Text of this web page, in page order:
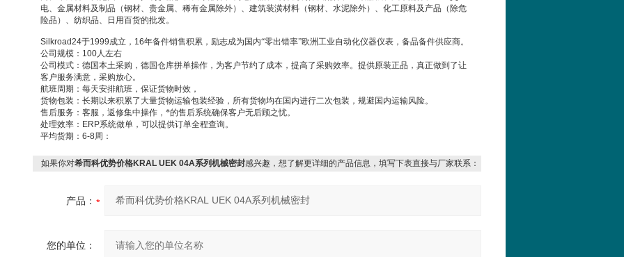
电、金属材料及制品（钢材、贵金属、稀有金属除外）、建筑装潢材料（钢材、水泥除外）、化工原料及产品（除危
险品）、纺织品、日用百货的批发。
Silkroad24于1999成立， 16年备件销售积累，励志成为国内“零出错率”欧洲工业自动化仪器仪表，备品备件供应商。
公司规模： 100人左右
公司模式：德国本土采购，德国仓库拼单操作，为客户节约了成本，提高了采购效率。提供原装正品，真正做到了让
客户服务满意，采购放心。
航班周期：每天安排航班，保证货物时效，
货物包装：长期以来积累了大量货物运输包装经验，所有货物均在国内进行二次包装，规避国内运输风险。
售后服务：客服，返修集中操作，*的售后系统确保客户无后顾之忧。
处理效率： ERP系统做单，可以提供订单全程查询。
平均货期： 6-8周：
如果你对希而科优势价格KRAL UEK 04A系列机械密封感兴趣，想了解更详细的产品信息，填写下表直接与厂家联系：
产品：
您的单位：